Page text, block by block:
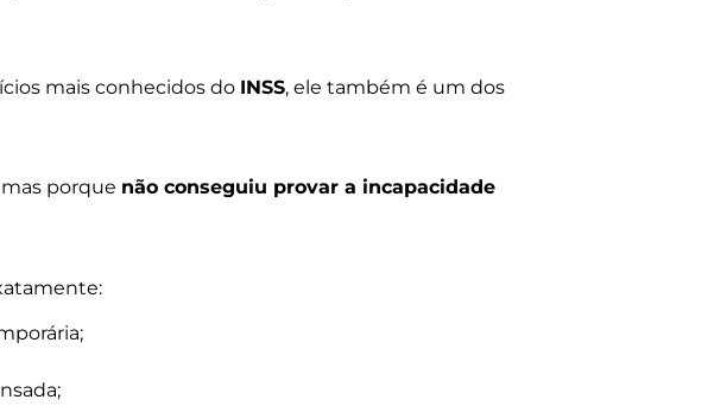
mais conhecidos do INSS, ele também é um dos
porque não conseguiu provar a incapacidade